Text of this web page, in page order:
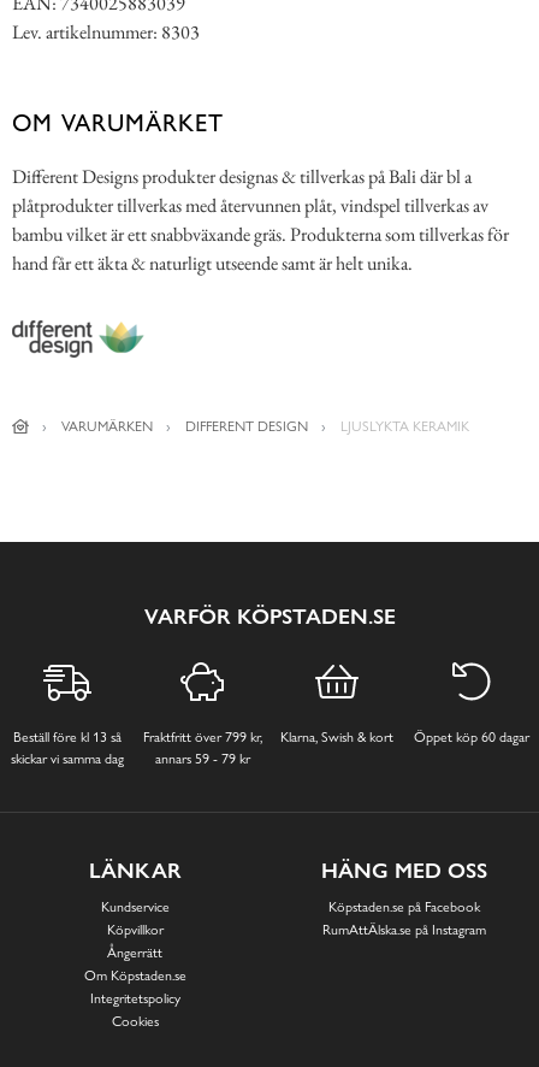
Lev. artikelnummer: 8303
OM VARUMÄRKET
Different Designs produkter designas & tillverkas på Bali där bl a
plåtprodukter tillverkas med återvunnen plåt, vindspel tillverkas av
bambu vilket är ett snabbväxande gräs. Produkterna som tillverkas för
hand får ett äkta & naturligt utseende samt är helt unika.
VARUMÄRKEN DIFFERENT DESIGN LJUSLYKTA KERAMIK
VARFÖR KÖPSTADEN.SE
Beställ före kl 13 så
skickar vi samma dag
Fraktfritt över 799 kr,
annars 59 - 79 kr
Klarna, Swish & kort Öppet köp 60 dagar
LÄNKAR
Kundservice
Köpvillkor
Ångerrätt
Om Köpstaden.se
Integritetspolicy
Cookies
HÄNG MED OSS
Köpstaden.se på Facebook
RumAttÄlska.se på Instagram